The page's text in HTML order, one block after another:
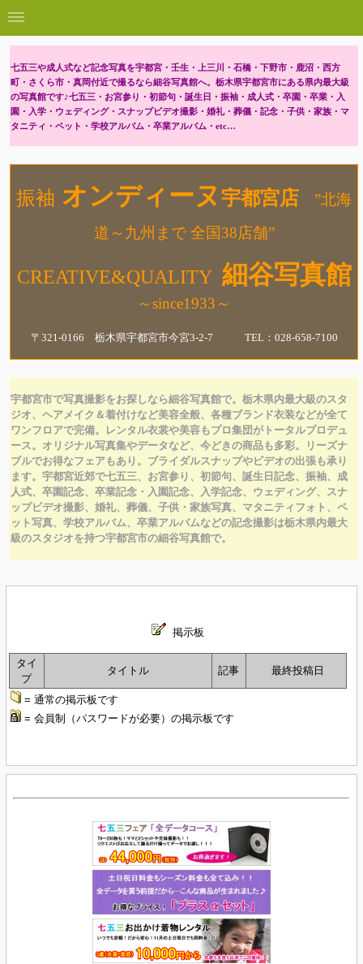
七五三や成人式など記念写真を宇都宮・壬生・上三川・石橋・下野市・鹿沼・西方
町・さくら市・真岡付近で撮るなら細谷写真館へ。栃木県宇都宮市にある県内最大級
の写真館です♪七五三・お宮参り・初節句・誕生日・振袖・成人式・卒園・卒業・入
園・入学・ウェディング・スナップビデオ撮影・婚礼・葬儀・記念・子供・家族・マ
タニティ・ペット・学校アルバム・卒業アルバム・etc…
振袖 オンディーヌ 宇都宮店 ”北海
道～九州まで 全国38店舗”
CREATIVE&QUALITY 細谷写真館
～since1933～
〒321-0166 栃木県宇都宮市今宮3-2-7 TEL：028-658-7100
宇都宮市で写真撮影をお探しなら細谷写真館で。栃木県内最大級のスタ
ジオ、ヘアメイク＆着付けなど美容全般、各種ブランド衣装などが全て
ワンフロアで完備。レンタル衣裳や美容もプロ集団がトータルプロデュ
ース。オリジナル写真集やデータなど、今どきの商品も多彩。リーズナ
ブルでお得なフェアもあり。ブライダルスナップやビデオの出張も承り
ます。宇都宮近郊で七五三、お宮参り、初節句、誕生日記念、振袖、成
人式、卒園記念、卒業記念・入園記念、入学記念、ウェディング、スナ
ップビデオ撮影、婚礼、葬儀、子供・家族写真、マタニティフォト、ペ
ット写真、学校アルバム、卒業アルバムなどの記念撮影は栃木県内最大
級のスタジオを持つ宇都宮市の細谷写真館で。
掲示板
タイ
プ
タイトル 記事 最終投稿日
= 通常の掲示板です
= 会員制（パスワードが必要）の掲示板です